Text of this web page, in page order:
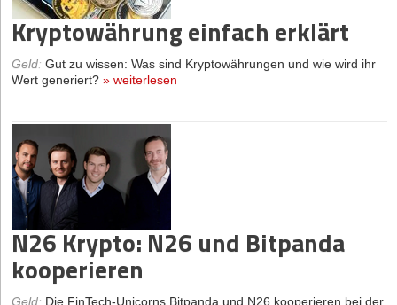
Kryptowährung einfach erklärt
Geld: Gut zu wissen: Was sind Kryptowährungen und wie wird ihr
Wert generiert? » weiterlesen
N26 Krypto: N26 und Bitpanda
kooperieren
Geld: Die FinTech-Unicorns Bitpanda und N26 kooperieren bei der